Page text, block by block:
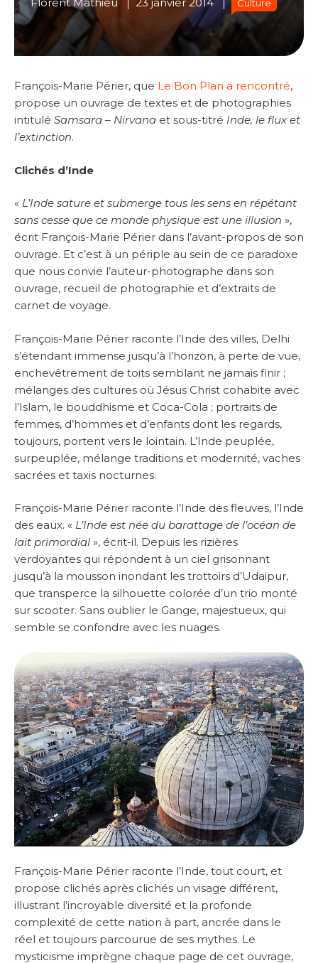
Florent Mathieu 23 janvier 2014 Culture
François-Marie Périer, que Le Bon Plan a rencontré,
propose un ouvrage de textes et de photographies
intitulé Samsara – Nirvana et sous-titré Inde, le flux et
l’extinction.
Clichés d’Inde
« L’Inde sature et submerge tous les sens en répétant
sans cesse que ce monde physique est une illusion »,
écrit François-Marie Périer dans l’avant-propos de son
ouvrage. Et c’est à un périple au sein de ce paradoxe
que nous convie l’auteur-photographe dans son
ouvrage, recueil de photographie et d’extraits de
carnet de voyage.
François-Marie Périer raconte l’Inde des villes, Delhi
s’étendant immense jusqu’à l’horizon, à perte de vue,
enchevêtrement de toits semblant ne jamais finir ;
mélanges des cultures où Jésus Christ cohabite avec
l’Islam, le bouddhisme et Coca-Cola ; portraits de
femmes, d’hommes et d’enfants dont les regards,
toujours, portent vers le lointain. L’Inde peuplée,
surpeuplée, mélange traditions et modernité, vaches
sacrées et taxis nocturnes.
François-Marie Périer raconte l’Inde des fleuves, l’Inde
des eaux. « L’Inde est née du barattage de l’océan de
lait primordial », écrit-il. Depuis les rizières
verdoyantes qui répondent à un ciel grisonnant
jusqu’à la mousson inondant les trottoirs d’Udaipur,
que transperce la silhouette colorée d’un trio monté
sur scooter. Sans oublier le Gange, majestueux, qui
semble se confondre avec les nuages.
François-Marie Périer raconte l’Inde, tout court, et
propose clichés après clichés un visage différent,
illustrant l’incroyable diversité et la profonde
complexité de cette nation à part, ancrée dans le
réel et toujours parcourue de ses mythes. Le
mysticisme imprègne chaque page de cet ouvrage,